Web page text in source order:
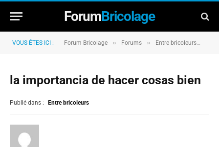
ForumBricolage
VOUS ÊTES ICI : Forum Bricolage » Forums » Entre bricoleurs
la importancia de hacer cosas bien
Publié dans : Entre bricoleurs